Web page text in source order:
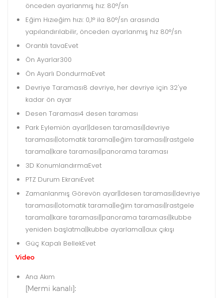
önceden ayarlanmış hız: 80°/sn
Eğim Hızıeğim hızı: 0,1° ila 80°/sn arasında
yapılandırılabilir, önceden ayarlanmış hız 80°/sn
Orantılı tavaEvet
Ön Ayarlar300
Ön Ayarlı DondurmaEvet
Devriye Taraması8 devriye, her devriye için 32'ye
kadar ön ayar
Desen Taraması4 desen taraması
Park Eylemiön ayar||desen taraması||devriye
taraması||otomatik tarama||eğim taraması||rastgele
tarama||kare taraması||panorama taraması
3D KonumlandırmaEvet
PTZ Durum EkranıEvet
Zamanlanmış Görevön ayar||desen taraması||devriye
taraması||otomatik tarama||eğim taraması||rastgele
tarama||kare taraması||panorama taraması||kubbe
yeniden başlatma||kubbe ayarlama||aux çıkışı
Güç Kapalı BellekEvet
Video
Ana Akım
[Mermi kanalı]: